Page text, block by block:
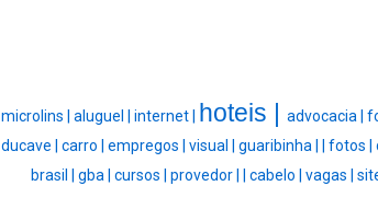
microlins | aluguel | internet | hoteis | advocacia |
ducave | carro | empregos | visual | guaribinha | fotos |
brasil | gba | cursos | provedor | cabelo | vagas |